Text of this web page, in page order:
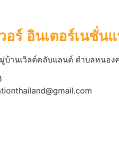
อร์ อินเตอร์เนชั่น
านเวิลด์คลับแลนด์ ตำบลหนอง